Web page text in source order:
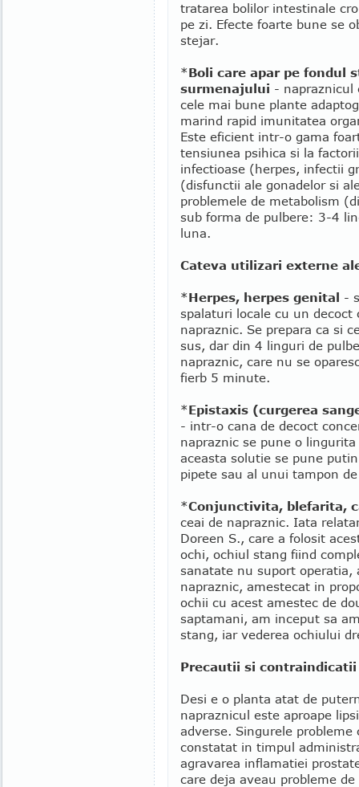
tratarea bolilor intestinale
pe zi. Efecte foarte bune se
stejar.
*Boli care apar pe fondul
surmenajului - napraznicul
cele mai bune plante
marind rapid imunitatea
Este eficient intr-o gama
tensiunea psihica si la
infectioase (herpes, infectii
(disfunctii ale gonadelor si
problemele de metabolism
sub forma de pulbere: 3-4
luna.
Cateva utilizari externe
*Herpes, herpes genital -
spalaturi locale cu un decoct
napraznic. Se prepara ca si
sus, dar din 4 linguri de
napraznic, care nu se
fierb 5 minute.
*Epistaxis (curgerea
- intr-o cana de decoct
napraznic se pune o
aceasta solutie se pune
pipete sau al unui tampon
*Conjunctivita, blefarita,
ceai de napraznic. Iata
Doreen S., care a folosit
ochi, ochiul stang fiind
sanatate nu suport operatia,
napraznic, amestecat in
ochii cu acest amestec de
saptamani, am inceput sa
stang, iar vederea ochiului
Precautii si contraindicatii
Desi e o planta atat de
napraznicul este aproape
adverse. Singurele probleme
constatat in timpul
agravarea inflamatiei
care deja aveau probleme de